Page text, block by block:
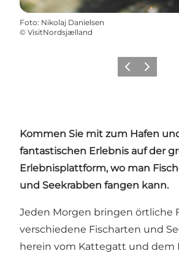
Foto: Nikolaj Danielsen
© VisitNordsjælland
ZurückWeiter
Kommen Sie mit zum Hafen
fantastischen Erlebnis auf der
Erlebnisplattform, wo man
und Seekrabben fangen kann.
Jeden Morgen bringen örtliche
verschiedene Fischarten und
herein vom Kattegatt und dem